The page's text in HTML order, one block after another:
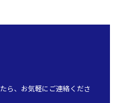
ら、お気軽にご連絡くださ